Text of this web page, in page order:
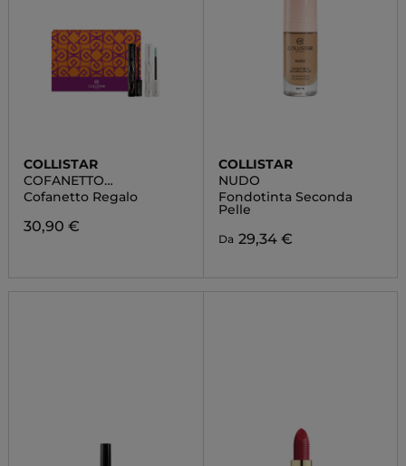
COLLISTAR
COFANETTO
IMPECCABILE MASCARA
ULTRA NERO + BASE
MASCARA
Cofanetto Regalo
30,90 €
COLLISTAR
NUDO
Fondotinta Seconda
Pelle
Da 29,34 €